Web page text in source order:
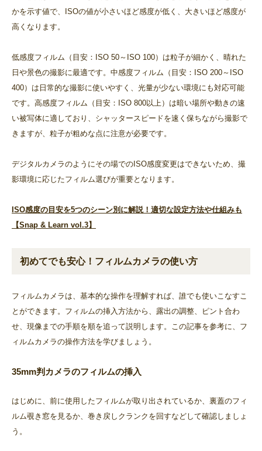
かを示す値で、ISOの値が小さいほど感度が低く、大きいほど感度が
高くなります。
低感度フィルム（目安：ISO 50～ISO 100）は粒子が細かく、晴れた
日や景色の撮影に最適です。中感度フィルム（目安：ISO 200～ISO
400）は日常的な撮影に使いやすく、光量が少ない環境にも対応可能
です。高感度フィルム（目安：ISO 800以上）は暗い場所や動きの速
い被写体に適しており、シャッタースピードを速く保ちながら撮影で
きますが、粒子が粗めな点に注意が必要です。
デジタルカメラのようにその場でのISO感度変更はできないため、撮
影環境に応じたフィルム選びが重要となります。
ISO感度の目安を5つのシーン別に解説！適切な設定方法や仕組みも
【Snap & Learn vol.3】
初めてでも安心！フィルムカメラの使い方
フィルムカメラは、基本的な操作を理解すれば、誰でも使いこなすこ
とができます。フィルムの挿入方法から、露出の調整、ピント合わ
せ、現像までの手順を順を追って説明します。この記事を参考に、フ
ィルムカメラの操作方法を学びましょう。
35mm判カメラのフィルムの挿入
はじめに、前に使用したフィルムが取り出されているか、裏蓋のフィ
ルム覗き窓を見るか、巻き戻しクランクを回すなどして確認しましょ
う。